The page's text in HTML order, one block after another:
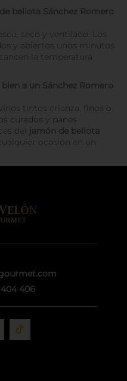
bellota Sánchez Romero
seco y ventilado. Los
y abiertos unos minutos
la temperatura
a un Sánchez Romero
tintos crianza, finos o
curados y panes
del
jamón de bellota
ocasión en un
406
T
i
k